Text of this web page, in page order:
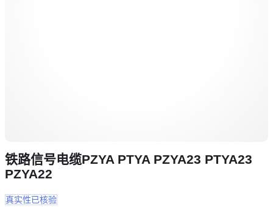
铁路信号电缆PZYA PTYA PZYA23 PTYA23
PZYA22
真实性已核验